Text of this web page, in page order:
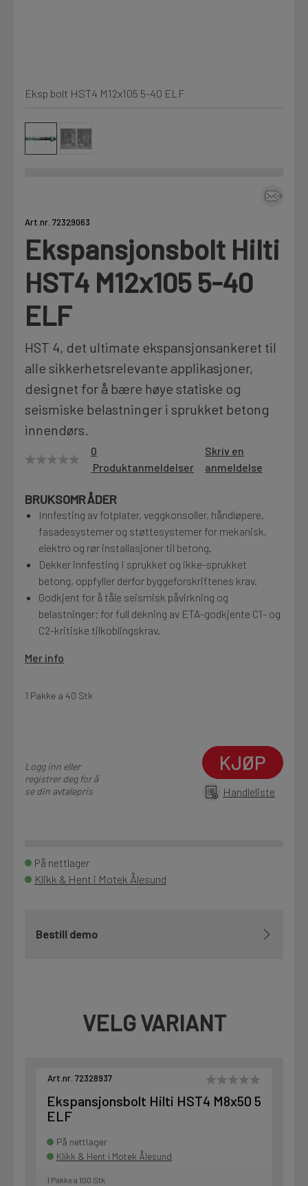
Fag
Motek
Finn butikk
Kontakt og åpningstider
Kontakt
Fra rådgivning til sporing av ordre
Kampanjer
Kvalitetsprodukter til ekstra gode priser
Produktnyheter
Siste nytt om dine favorittprodukter
Prislister
Firmainformasjon
LOGG UT
Eksp bolt HST4 M12x105 5-40 ELF
Art.nr. 72329063
Ekspansjonsbolt Hilti
HST4 M12x105 5-40
ELF
HST 4, det ultimate ekspansjonsankeret til
alle sikkerhetsrelevante applikasjoner,
designet for å bære høye statiske og
seismiske belastninger i sprukket betong
innendørs.
0
Produktanmeldelser
Skriv en
anmeldelse
BRUKSOMRÅDER
Innfesting av fotplater, veggkonsoller, håndløpere,
fasadesystemer og støttesystemer for mekanisk,
elektro og rør installasjoner til betong.
Dekker innfesting I sprukket og ikke-sprukket
betong, oppfyller derfor byggeforskriftenes krav.
Godkjent for å tåle seismisk påvirkning og
belastninger; for full dekning av ETA-godkjente C1- og
C2-kritiske tilkoblingskrav.
Mer info
1 Pakke a 40 Stk
Logg inn eller
registrer deg for å
se din avtalepris
KJØP
Handleliste
På nettlager
Klikk & Hent i Motek Ålesund
Bestill demo
VELG VARIANT
Art.nr. 72328937
Ekspansjonsbolt Hilti HST4 M8x50 5
ELF
På nettlager
Klikk & Hent i Motek Ålesund
1 Pakke a 100 Stk